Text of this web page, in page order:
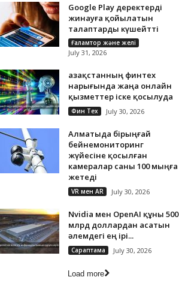
Google Play деректерді
жинауға қойылатын
талаптарды күшейтті
Ғаламтор және желі
July 31, 2026
Қазақстанның финтех
нарығында жаңа онлайн
қызметтер іске қосылуда
Фин Тех July 30, 2026
Алматыда бірыңғай
бейнемониторинг
жүйесіне қосылған
камералар саны 100 мыңға
жетеді
VR мен AR July 30, 2026
Nvidia мен OpenAI құны 500
млрд доллардан асатын
әлемдегі ең ірі...
Сараптама July 30, 2026
Load more